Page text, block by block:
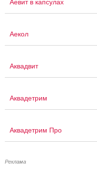
Аевит в капсулах
Аекол
Аквадвит
Аквадетрим
Аквадетрим Про
Реклама